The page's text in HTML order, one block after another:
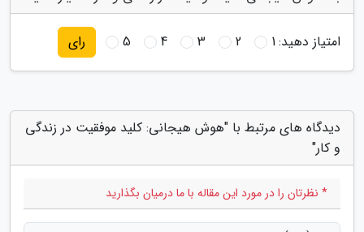
امتیاز دهید:1
2
3
4
5 رای
دیدگاه های مرتبط با "هوش هیجانی: کلید موفقیت در زندگی
و کار"
* نظرتان را در مورد این مقاله با ما درمیان بگذارید